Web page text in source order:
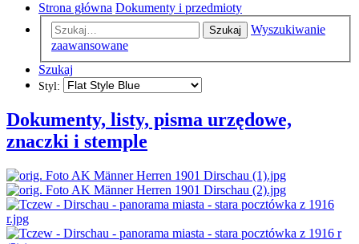
Strona główna Dokumenty i przedmioty
Szukaj
Wyszukiwanie
zaawansowane
Szukaj
Styl:
Dokumenty, listy, pisma urzędowe,
znaczki i stemple